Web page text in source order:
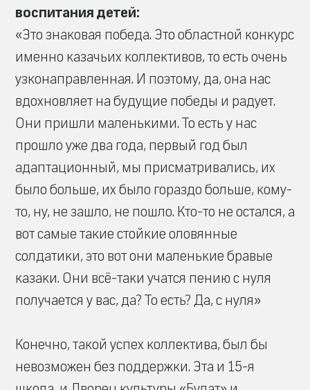
воспитания детей:
«Это знаковая победа. Это областной конкурс
именно казачьих коллективов, то есть очень
узконаправленная. И поэтому, да, она нас
вдохновляет на будущие победы и радует.
Они пришли маленькими. То есть у нас
прошло уже два года, первый год был
адаптационный, мы присматривались, их
было больше, их было гораздо больше, кому-
то, ну, не зашло, не пошло. Кто-то не остался, а
вот самые такие стойкие оловянные
солдатики, это вот они маленькие бравые
казаки. Они всё-таки учатся пению с нуля
получается у вас, да? То есть? Да, с нуля»
Конечно, такой успех коллектива, был бы
невозможен без поддержки. Эта и 15-я